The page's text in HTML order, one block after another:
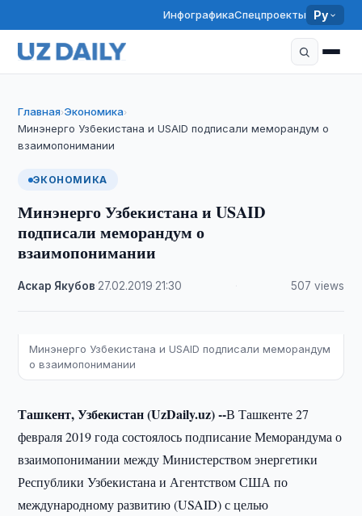
ИнфографикаСпецпроекты Ру
Главная›Экономика›
Минэнерго Узбекистана и USAID подписали меморандум о
взаимопонимании
ЭКОНОМИКА
Минэнерго Узбекистана и USAID
подписали меморандум о
взаимопонимании
Аскар Якубов 27.02.2019 21:30 507 views
Минэнерго Узбекистана и USAID подписали меморандум
о взаимопонимании
Ташкент, Узбекистан (UzDaily.uz) --В Ташкенте 27
февраля 2019 года состоялось подписание Меморандума о
взаимопонимании между Министерством энергетики
Республики Узбекистана и Агентством США по
международному развитию (USAID) с целью